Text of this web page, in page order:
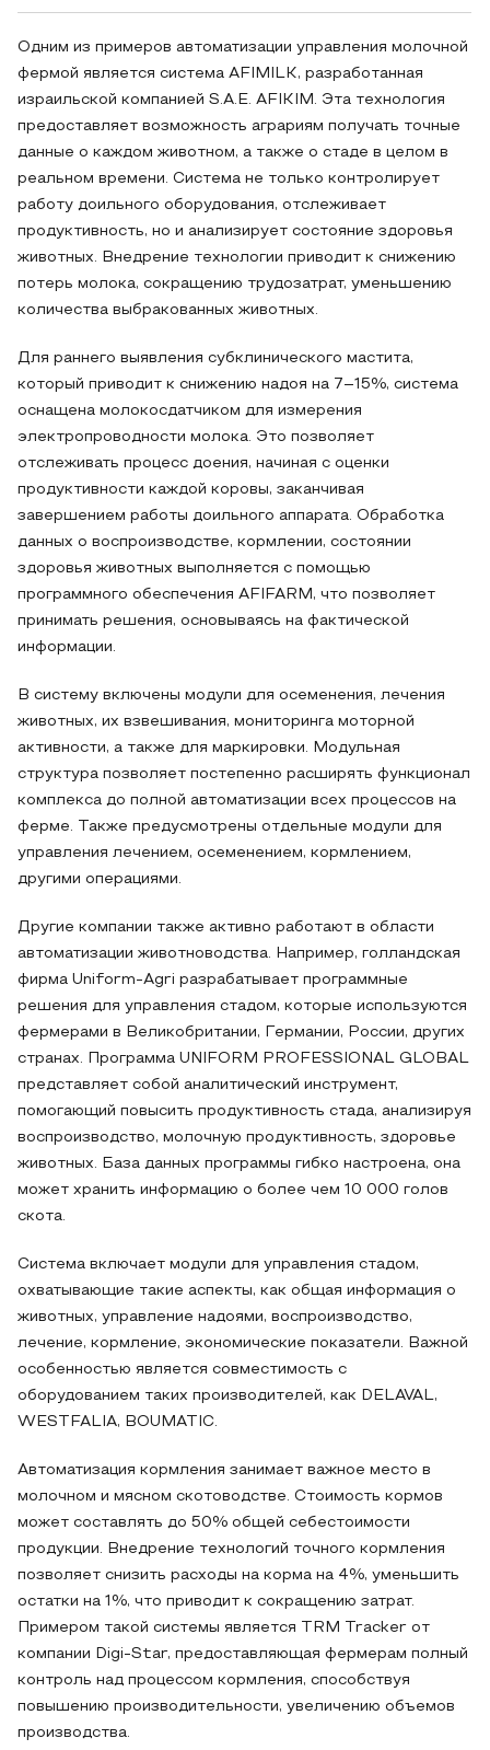
Одним из примеров автоматизации управления молочной
фермой является система AFIMILK, разработанная
израильской компанией S.A.E. AFIKIM. Эта технология
предоставляет возможность аграриям получать точные
данные о каждом животном, а также о стаде в целом в
реальном времени. Система не только контролирует
работу доильного оборудования, отслеживает
продуктивность, но и анализирует состояние здоровья
животных. Внедрение технологии приводит к снижению
потерь молока, сокращению трудозатрат, уменьшению
количества выбракованных животных.
Для раннего выявления субклинического мастита,
который приводит к снижению надоя на 7–15%, система
оснащена молокосдатчиком для измерения
электропроводности молока. Это позволяет
отслеживать процесс доения, начиная с оценки
продуктивности каждой коровы, заканчивая
завершением работы доильного аппарата. Обработка
данных о воспроизводстве, кормлении, состоянии
здоровья животных выполняется с помощью
программного обеспечения AFIFARM, что позволяет
принимать решения, основываясь на фактической
информации.
В систему включены модули для осеменения, лечения
животных, их взвешивания, мониторинга моторной
активности, а также для маркировки. Модульная
структура позволяет постепенно расширять функционал
комплекса до полной автоматизации всех процессов на
ферме. Также предусмотрены отдельные модули для
управления лечением, осеменением, кормлением,
другими операциями.
Другие компании также активно работают в области
автоматизации животноводства. Например, голландская
фирма Uniform-Agri разрабатывает программные
решения для управления стадом, которые используются
фермерами в Великобритании, Германии, России, других
странах. Программа UNIFORM PROFESSIONAL GLOBAL
представляет собой аналитический инструмент,
помогающий повысить продуктивность стада, анализируя
воспроизводство, молочную продуктивность, здоровье
животных. База данных программы гибко настроена, она
может хранить информацию о более чем 10 000 голов
скота.
Система включает модули для управления стадом,
охватывающие такие аспекты, как общая информация о
животных, управление надоями, воспроизводство,
лечение, кормление, экономические показатели. Важной
особенностью является совместимость с
оборудованием таких производителей, как DELAVAL,
WESTFALIA, BOUMATIC.
Автоматизация кормления занимает важное место в
молочном и мясном скотоводстве. Стоимость кормов
может составлять до 50% общей себестоимости
продукции. Внедрение технологий точного кормления
позволяет снизить расходы на корма на 4%, уменьшить
остатки на 1%, что приводит к сокращению затрат.
Примером такой системы является TRM Tracker от
компании Digi-Star, предоставляющая фермерам полный
контроль над процессом кормления, способствуя
повышению производительности, увеличению объемов
производства.